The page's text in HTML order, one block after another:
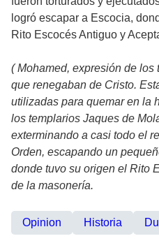
logró escapar a Escocia,
Rito Escocés Antiguo y
( Mohamed, expresión de los
que renegaban de Cristo.
utilizadas para quemar en la
los templarios Jaques de
exterminando a casi todo el
Orden, escapando un
donde tuvo su origen el Rito
de la masonería.
Opinion Historia